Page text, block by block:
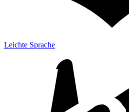
Leichte Sprache